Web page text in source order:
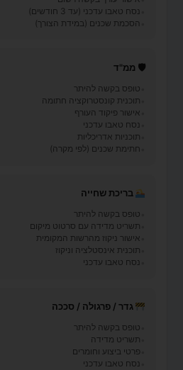
נסח טאבו עדכני (עד 3 חודשים)
הסכמת שכנים (במידת הצורך)
🛡 ממ"ד
טופס בקשה להיתר
תוכנית קונסטרוקציה חתומה
אישור פיקוד העורף
נסח טאבו עדכני
תוכניות אדריכליות
חתימת שכנים (לפי מקרה)
בריכת שחייה
טופס בקשה להיתר
תשריט מדידה עם סרטוט מיקום
אישור ניקוז מהרשות המקומית
תוכנית אינסטלציה וניקוז
נסח טאבו עדכני
גדר / פרגולה / סככה
טופס בקשה להיתר
תשריט מדידה
פרטי ביצוע וחומרים
נסח טאבו עדכני